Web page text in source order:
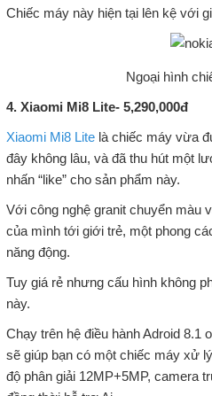
Chiếc máy này hiện tại lên kệ với
Ngoại hình
4. Xiaomi Mi8 Lite- 5,290,000đ
Xiaomi Mi8 Litelà chiếc máy vừa
đây không lâu, và đã thu hút một
nhấn “like” cho sản phẩm này.
Với công nghệ granit chuyển màu
của mình tới giới trẻ, một phong
năng động.
Tuy giá rẻ nhưng cấu hình không
này.
Chạy trên hệ điều hành Adroid 8.1
sẽ giúp bạn có một chiếc máy xử
độ phân giải 12MP+5MP, camera